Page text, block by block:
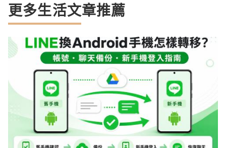
更多生活文章推薦